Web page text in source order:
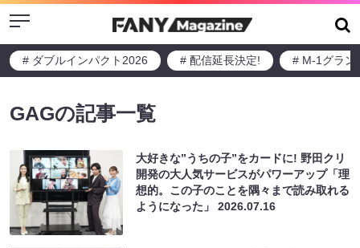
Menu
# ダブルインパクト2026 # 配信延長決定! # M-1グラン
GAGの記事一覧
大好きな”うちの子”をカードに! 野田クリ
開発の大人気サービスがパワーアップ「理
想的。この子のことを隅々まで読み取れる
ようになった」2026.07.16